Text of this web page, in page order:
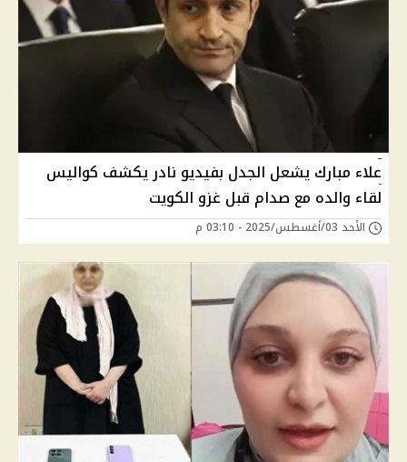
علاء مبارك يشعل الجدل بفيديو نادر يكشف كواليس
لقاء والده مع صدام قبل غزو الكويت
الأحد 03/أغسطس/2025 - 03:10 م